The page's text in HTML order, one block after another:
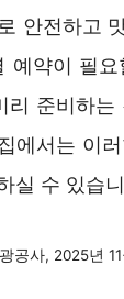
안전하고
예약이 필
리 준비하는
에서는 이
실 수 있습
공사, 2025년